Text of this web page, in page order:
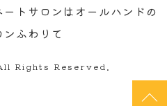
トサロンはオールハンドの
ふわりて
All Rights Reserved.